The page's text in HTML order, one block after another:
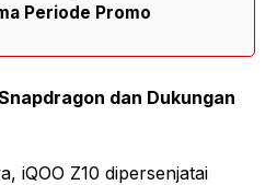
Periode Promo
dan Dukungan
iQOO Z10 dipersenjatai